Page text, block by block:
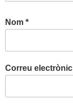
Nom *
Correu electrònic